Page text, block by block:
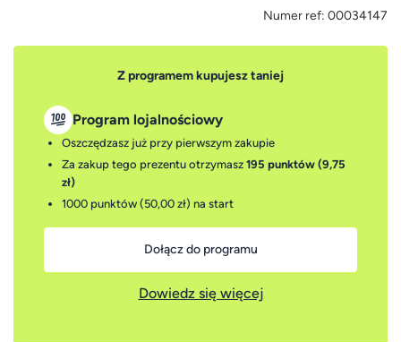
Numer ref: 00034147
Z programem kupujesz taniej
Program lojalnościowy
Oszczędzasz już przy pierwszym zakupie
Za zakup tego prezentu otrzymasz 195 punktów (9,75
zł)
1000 punktów (50,00 zł) na start
Dołącz do programu
Dowiedz się więcej